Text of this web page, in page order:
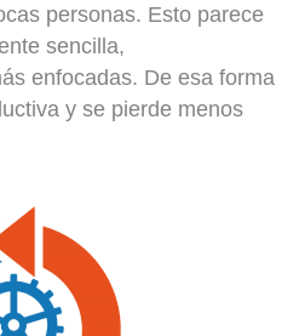
personas. Esto parece
sencilla,
enfocadas. De esa forma
y se pierde menos